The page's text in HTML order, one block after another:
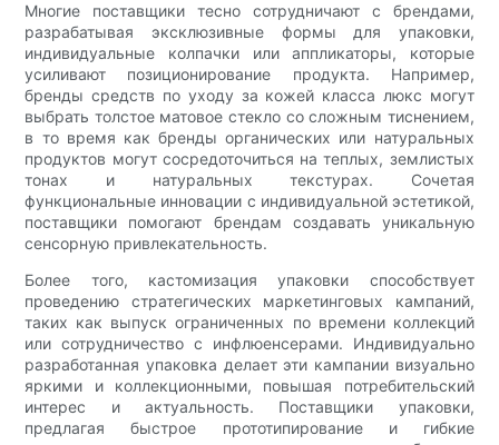
Многие поставщики тесно сотрудничают с брендами,
разрабатывая эксклюзивные формы для упаковки,
индивидуальные колпачки или аппликаторы, которые
усиливают позиционирование продукта. Например,
бренды средств по уходу за кожей класса люкс могут
выбрать толстое матовое стекло со сложным тиснением,
в то время как бренды органических или натуральных
продуктов могут сосредоточиться на теплых, землистых
тонах и натуральных текстурах. Сочетая
функциональные инновации с индивидуальной эстетикой,
поставщики помогают брендам создавать уникальную
сенсорную привлекательность.
Более того, кастомизация упаковки способствует
проведению стратегических маркетинговых кампаний,
таких как выпуск ограниченных по времени коллекций
или сотрудничество с инфлюенсерами. Индивидуально
разработанная упаковка делает эти кампании визуально
яркими и коллекционными, повышая потребительский
интерес и актуальность. Поставщики упаковки,
предлагая быстрое прототипирование и гибкие